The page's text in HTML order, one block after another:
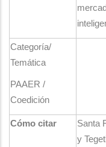
Categoría/
Temática​
PAAER /
Coedición​
Cómo citar
Santa
y